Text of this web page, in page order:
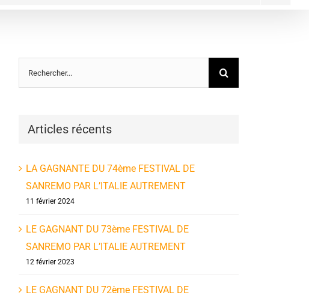
Articles récents
LA GAGNANTE DU 74ème FESTIVAL DE
SANREMO PAR L’ITALIE AUTREMENT
11 février 2024
LE GAGNANT DU 73ème FESTIVAL DE
SANREMO PAR L’ITALIE AUTREMENT
12 février 2023
LE GAGNANT DU 72ème FESTIVAL DE